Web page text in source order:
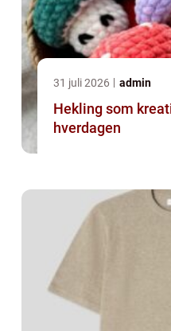
31 juli 2026 admin
Hekling som
hverdagen